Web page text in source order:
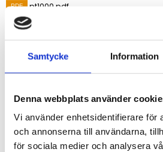
Samtycke Information
Denna webbplats använder
Vi använder enhetsidentifierare för
och annonserna till användarna,
för sociala medier och analysera
pt1000.pdf
Visa alla produkter från Sensit
Beskrivning
fasta material, gas eller vätska.
STÄLL EN FRÅGA OM